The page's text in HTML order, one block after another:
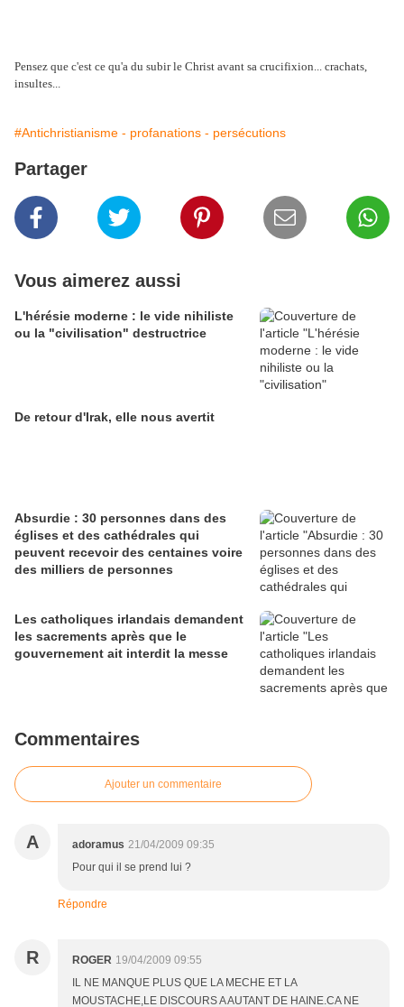
Pensez que c'est ce qu'a du subir le Christ avant sa crucifixion... crachats,
insultes...
#Antichristianisme - profanations - persécutions
Partager
Vous aimerez aussi
L'hérésie moderne : le vide nihiliste
ou la "civilisation" destructrice
De retour d'Irak, elle nous avertit
Absurdie : 30 personnes dans des
églises et des cathédrales qui
peuvent recevoir des centaines voire
des milliers de personnes
Les catholiques irlandais demandent
les sacrements après que le
gouvernement ait interdit la messe
Commentaires
Ajouter un commentaire
A adoramus 21/04/2009 09:35
Pour qui il se prend lui ?
Répondre
R ROGER 19/04/2009 09:55
IL NE MANQUE PLUS QUE LA MECHE ET LA
MOUSTACHE,LE DISCOURS A AUTANT DE HAINE.CA NE